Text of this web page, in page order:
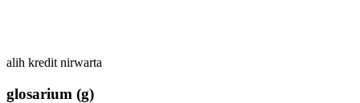
alih kredit nirwarta
glosarium (g)